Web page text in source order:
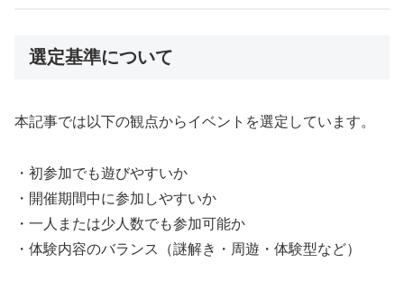
選定基準について
本記事では以下の観点からイベントを選定しています。
・初参加でも遊びやすいか
・開催期間中に参加しやすいか
・一人または少人数でも参加可能か
・体験内容のバランス（謎解き・周遊・体験型など）